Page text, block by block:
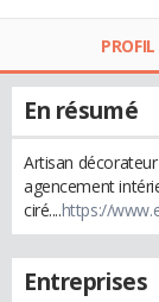
PROFIL
En résumé
Artisan
agencement
ciré....https://
Entreprises